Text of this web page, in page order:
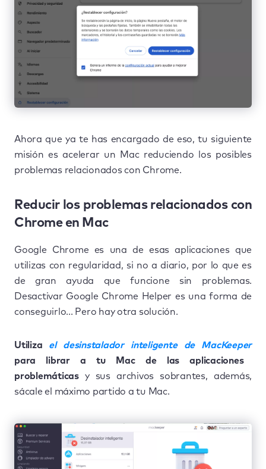
Ahora que ya te has encargado de eso, tu siguiente
misión es acelerar un Mac reduciendo los posibles
problemas relacionados con Chrome.
Reducir los problemas relacionados con
Chrome en Mac
Google Chrome es una de esas aplicaciones que
utilizas con regularidad, si no a diario, por lo que es
de gran ayuda que funcione sin problemas.
Desactivar Google Chrome Helper es una forma de
conseguirlo... Pero hay otra solución.
Utiliza el desinstalador inteligente de MacKeeper
para librar a tu Mac de las aplicaciones
problemáticasy sus archivos sobrantes, además,
sácale el máximo partido a tu Mac.